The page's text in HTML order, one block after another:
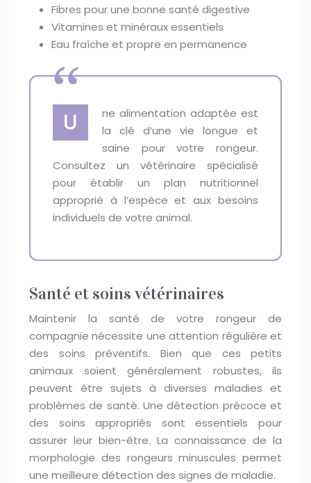
Fibres pour une bonne santé digestive
Vitamines et minéraux essentiels
Eau fraîche et propre en permanence
U
ne alimentation adaptée est
la clé d’une vie longue et
saine pour votre rongeur.
Consultez un vétérinaire spécialisé
pour établir un plan nutritionnel
approprié à l’espèce et aux besoins
individuels de votre animal.
Santé et soins vétérinaires
Maintenir la santé de votre rongeur de
compagnie nécessite une attention régulière et
des soins préventifs. Bien que ces petits
animaux soient généralement robustes, ils
peuvent être sujets à diverses maladies et
problèmes de santé. Une détection précoce et
des soins appropriés sont essentiels pour
assurer leur bien-être. La connaissance de la
morphologie des rongeurs minuscules permet
une meilleure détection des signes de maladie.